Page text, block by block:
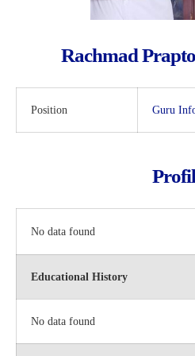
Rachmad
Position Guru
No data found
Educational History
No data found